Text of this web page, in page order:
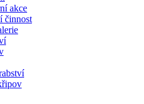
akce
činnost